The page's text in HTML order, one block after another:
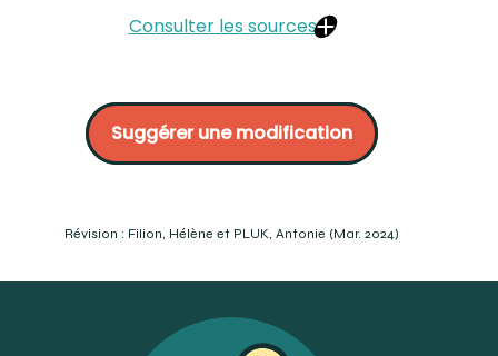
Consulter les sources
orthodontie. Édité par le CCDMD, Québec, p.150 :
McORMOND, Al. Orthodontic laboratory techniques. 8-27
https://www.studiodentaire.com/en/glossary/lip-
Suggérer une modification
Révision : Filion, Hélène et PLUK, Antonie (Mar. 2024)